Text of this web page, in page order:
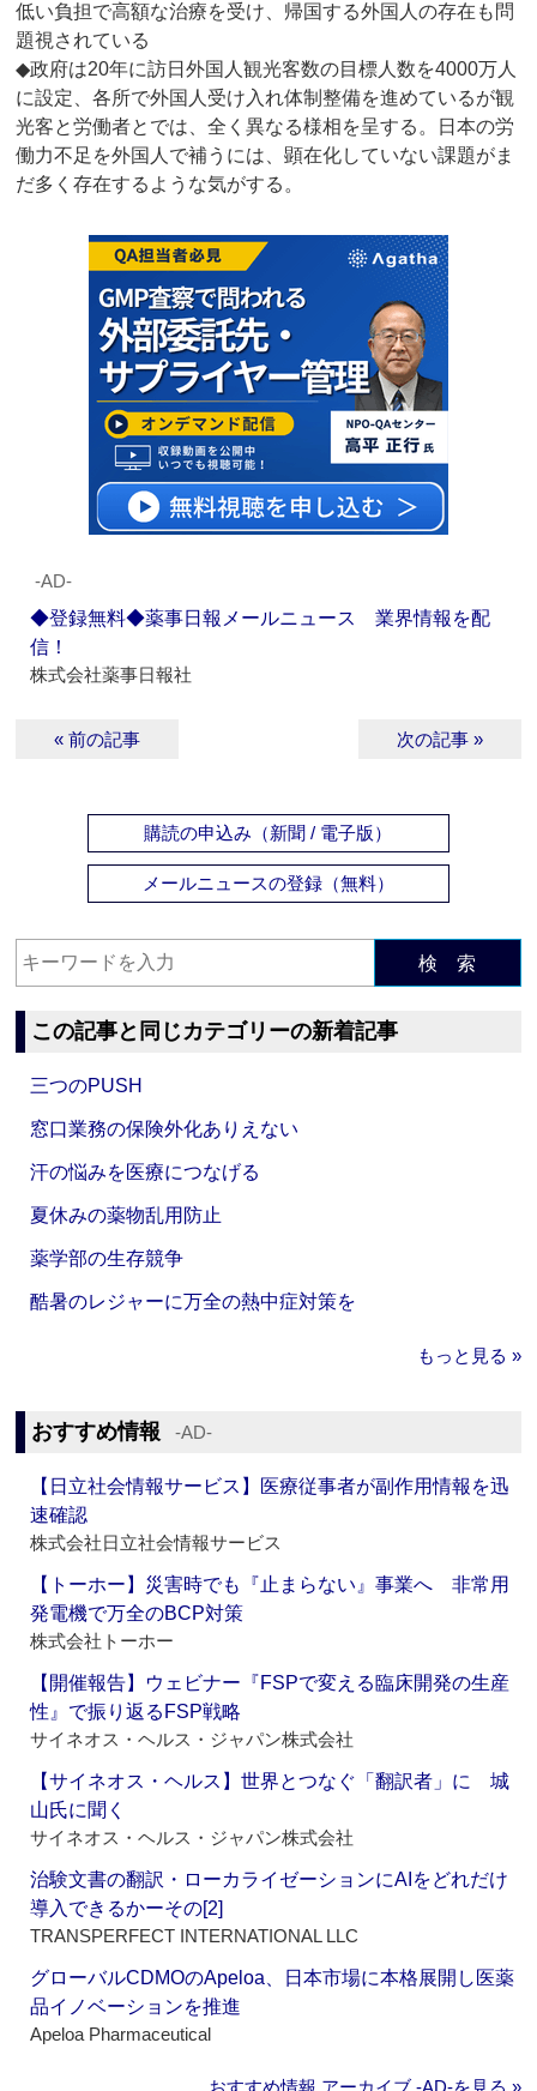
低い負担で高額な治療を受け、帰国する外国人の存在も問
題視されている
◆政府は20年に訪日外国人観光客数の目標人数を4000万人
に設定、各所で外国人受け入れ体制整備を進めているが観
光客と労働者とでは、全く異なる様相を呈する。日本の労
働力不足を外国人で補うには、顕在化していない課題がま
だ多く存在するような気がする。
‐AD‐
◆登録無料◆薬事日報メールニュース 業界情報を配
信！
株式会社薬事日報社
« 前の記事 次の記事 »
購読の申込み（新聞 / 電子版）
メールニュースの登録（無料）
検 索
この記事と同じカテゴリーの新着記事
三つのPUSH
窓口業務の保険外化ありえない
汗の悩みを医療につなげる
夏休みの薬物乱用防止
薬学部の生存競争
酷暑のレジャーに万全の熱中症対策を
もっと見る »
おすすめ情報 ‐AD‐
【日立社会情報サービス】医療従事者が副作用情報を迅
速確認
株式会社日立社会情報サービス
【トーホー】災害時でも『止まらない』事業へ 非常用
発電機で万全のBCP対策
株式会社トーホー
【開催報告】ウェビナー『FSPで変える臨床開発の生産
性』で振り返るFSP戦略
サイネオス・ヘルス・ジャパン株式会社
【サイネオス・ヘルス】世界とつなぐ「翻訳者」に 城
山氏に聞く
サイネオス・ヘルス・ジャパン株式会社
治験文書の翻訳・ローカライゼーションにAIをどれだけ
導入できるかーその[2]
TRANSPERFECT INTERNATIONAL LLC
グローバルCDMOのApeloa、日本市場に本格展開し医薬
品イノベーションを推進
Apeloa Pharmaceutical